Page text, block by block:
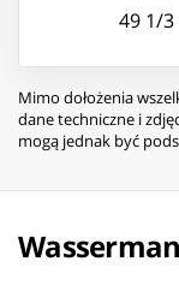
49 1/3
Mimo dołożenia
dane techniczne i
mogą jednak być